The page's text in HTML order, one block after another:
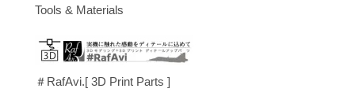
Tools & Materials
＃RafAvi.[ 3D Print Parts ]